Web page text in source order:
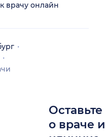
врачу онлайн
о враче